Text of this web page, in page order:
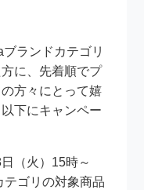
ランドカテゴリ
に、先着順でプ
方々にとって嬉
下にキャンペー
（火）15時～
テゴリの対象商品